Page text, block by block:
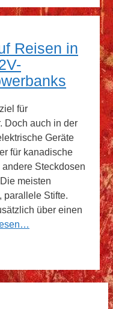
Reisen in
für
Doch auch in der
Geräte
für kanadische
Steckdosen
meisten
parallele Stifte.
über einen